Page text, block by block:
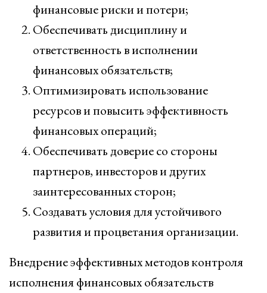
финансовые риски и потери;
Обеспечивать дисциплину и
ответственность в исполнении
финансовых обязательств;
Оптимизировать использование
ресурсов и повысить эффективность
финансовых операций;
Обеспечивать доверие со стороны
партнеров, инвесторов и других
заинтересованных сторон;
Создавать условия для устойчивого
развития и процветания организации.
Внедрение эффективных методов контроля
исполнения финансовых обязательств